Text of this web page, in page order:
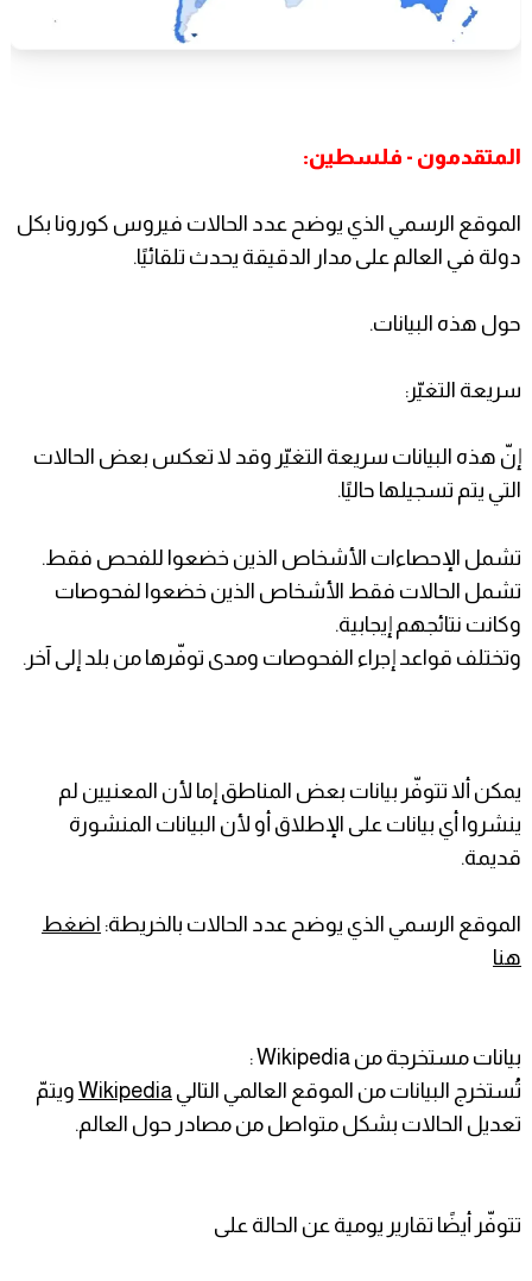
المتقدمون - فلسطين:
الموقع الرسمي الذي يوضح عدد الحالات فيروس كورونا بكل
دولة في العالم على مدار الدقيقة يحدث تلقائيًا.
حول هذه البيانات.
سريعة التغيّر:
إنّ هذه البيانات سريعة التغيّر وقد لا تعكس بعض الحالات
التي يتم تسجيلها حاليًا.
تشمل الإحصاءات الأشخاص الذين خضعوا للفحص فقط.
تشمل الحالات فقط الأشخاص الذين خضعوا لفحوصات
وكانت نتائجهم إيجابية.
وتختلف قواعد إجراء الفحوصات ومدى توفّرها من بلد إلى آخر.
يمكن ألا تتوفّر بيانات بعض المناطق إما لأن المعنيين لم
ينشروا أي بيانات على الإطلاق أو لأن البيانات المنشورة
قديمة.
الموقع الرسمي الذي يوضح عدد الحالات بالخريطة: اضغط
هنا
بيانات مستخرجة من Wikipedia :
تُستخرج البيانات من الموقع العالمي التالي Wikipediaويتمّ
تعديل الحالات بشكل متواصل من مصادر حول العالم.
تتوفّر أيضًا تقارير يومية عن الحالة على